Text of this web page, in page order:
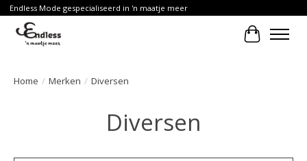
Endless Mode gespecialiseerd in 'n maatje meer
Home / Merken / Diversen
Diversen